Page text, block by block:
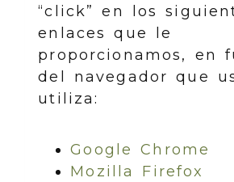
“click” en los
enlaces que le
proporcionamos, en
del navegador que
utiliza:
Google Chrome
Mozilla Firefox